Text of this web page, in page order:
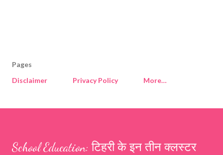
Pages
Disclaimer
Privacy Policy More…
School Education: टिहरी के इन तीन क्लस्टर